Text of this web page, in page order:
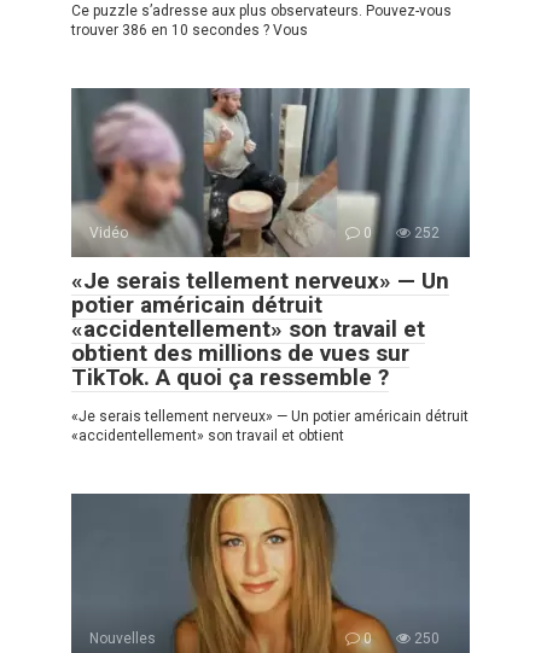
Ce puzzle s’adresse aux plus observateurs. Pouvez-vous
trouver 386 en 10 secondes ? Vous
Vidéo 0 252
«Je serais tellement nerveux» — Un
potier américain détruit
«accidentellement» son travail et
obtient des millions de vues sur
TikTok. A quoi ça ressemble ?
«Je serais tellement nerveux» — Un potier américain détruit
«accidentellement» son travail et obtient
Nouvelles 0 250